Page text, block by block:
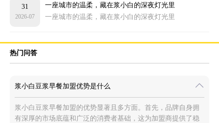
31
2026-07
一座城市的温柔，藏在浆小白的深夜灯光里
一座城市的温柔，藏在浆小白的深夜灯光里
热门问答
浆小白豆浆早餐加盟优势是什么
浆小白豆浆早餐加盟的优势显著且多方面。首先，品牌自身拥
有深厚的市场底蕴和广泛的消费者基础，这为加盟商提供了稳